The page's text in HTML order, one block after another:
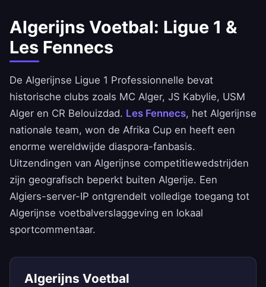
Algerijns Voetbal: Ligue 1 &
Les Fennecs
De Algerijnse Ligue 1 Professionnelle bevat
historische clubs zoals MC Alger, JS Kabylie, USM
Alger en CR Belouizdad. Les Fennecs, het Algerijnse
nationale team, won de Afrika Cup en heeft een
enorme wereldwijde diaspora-fanbasis.
Uitzendingen van Algerijnse competitiewedstrijden
zijn geografisch beperkt buiten Algerije. Een
Algiers-server-IP ontgrendelt volledige toegang tot
Algerijnse voetbalverslaggeving en lokaal
sportcommentaar.
Algerijns Voetbal